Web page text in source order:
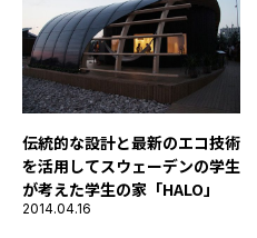
伝統的な設計と最新のエコ技術
を活用してスウェーデンの学生
が考えた学生の家「HALO」
2014.04.16